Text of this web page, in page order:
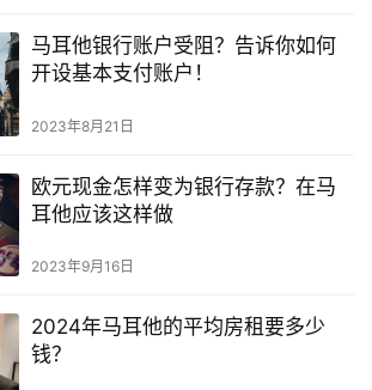
马耳他银行账户受阻？告诉你如何
开设基本支付账户！
2023年8月21日
欧元现金怎样变为银行存款？在马
耳他应该这样做
2023年9月16日
2024年马耳他的平均房租要多少
钱？